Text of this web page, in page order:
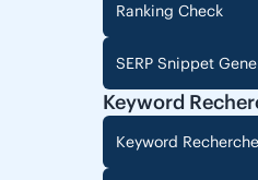
Ranking Check
SERP Snippet
Keyword
Keyword